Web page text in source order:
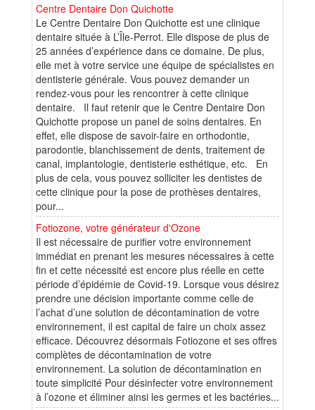
Centre Dentaire Don Quichotte
Le Centre Dentaire Don Quichotte est une clinique
dentaire située à L’Île-Perrot. Elle dispose de plus de
25 années d’expérience dans ce domaine. De plus,
elle met à votre service une équipe de spécialistes en
dentisterie générale. Vous pouvez demander un
rendez-vous pour les rencontrer à cette clinique
dentaire. Il faut retenir que le Centre Dentaire Don
Quichotte propose un panel de soins dentaires. En
effet, elle dispose de savoir-faire en orthodontie,
parodontie, blanchissement de dents, traitement de
canal, implantologie, dentisterie esthétique, etc. En
plus de cela, vous pouvez solliciter les dentistes de
cette clinique pour la pose de prothèses dentaires,
pour...
Fotiozone, votre générateur d'Ozone
Il est nécessaire de purifier votre environnement
immédiat en prenant les mesures nécessaires à cette
fin et cette nécessité est encore plus réelle en cette
période d’épidémie de Covid-19. Lorsque vous désirez
prendre une décision importante comme celle de
l’achat d’une solution de décontamination de votre
environnement, il est capital de faire un choix assez
efficace. Découvrez désormais Fotiozone et ses offres
complètes de décontamination de votre
environnement. La solution de décontamination en
toute simplicité Pour désinfecter votre environnement
à l’ozone et éliminer ainsi les germes et les bactéries...